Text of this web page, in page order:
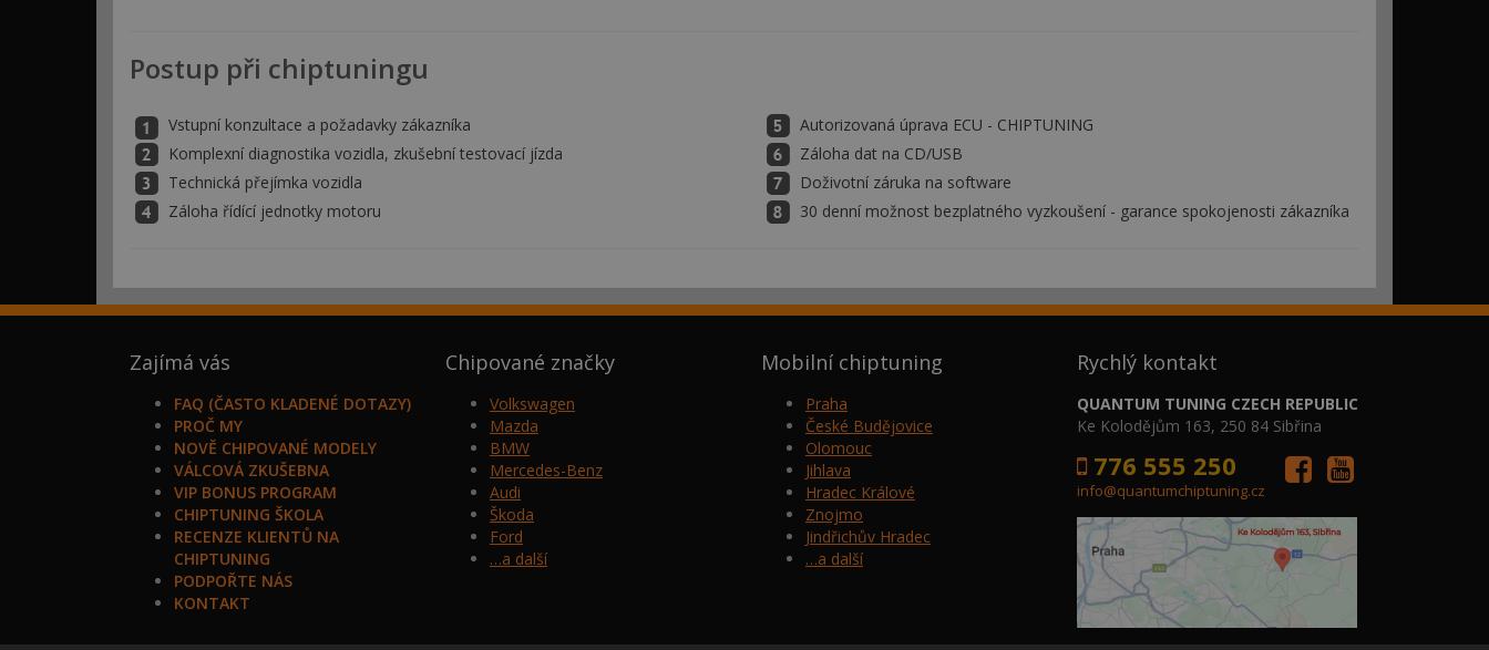
Postup při chiptuningu
Vstupní konzultace a požadavky zákazníka
Komplexní diagnostika vozidla, zkušební testovací jízda
Technická přejímka vozidla
Záloha řídící jednotky motoru
Autorizovaná úprava ECU - CHIPTUNING
Záloha dat na CD/USB
Doživotní záruka na software
30 denní možnost bezplatného vyzkoušení - garance spokojenosti zákazníka
Zajímá vás
FAQ (ČASTO KLADENÉ DOTAZY)
PROČ MY
NOVĚ CHIPOVANÉ MODELY
VÁLCOVÁ ZKUŠEBNA
VIP BONUS PROGRAM
CHIPTUNING ŠKOLA
RECENZE KLIENTŮ NA
CHIPTUNING
PODPOŘTE NÁS
KONTAKT
Chipované značky
Volkswagen
Mazda
BMW
Mercedes-Benz
Audi
Škoda
Ford
…a další
Mobilní chiptuning
Praha
České Budějovice
Olomouc
Jihlava
Hradec Králové
Znojmo
Jindřichův Hradec
…a další
Rychlý kontakt
QUANTUM TUNING CZECH REPUBLIC
Ke Kolodějům 163, 250 84 Sibřina
776 555 250
info@quantumchiptuning.cz